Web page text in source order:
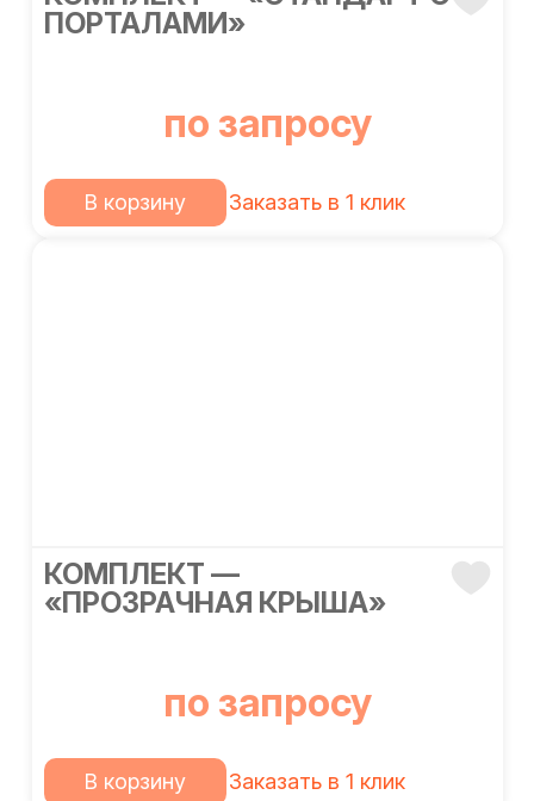
ПОРТАЛАМИ»
по запросу
В корзину Заказать в 1 клик
КОМПЛЕКТ —
«ПРОЗРАЧНАЯ КРЫША»
по запросу
В корзину Заказать в 1 клик